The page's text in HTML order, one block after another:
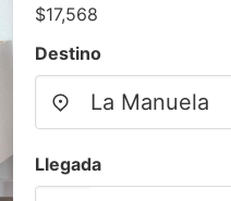
$17,568
Destino
Llegada